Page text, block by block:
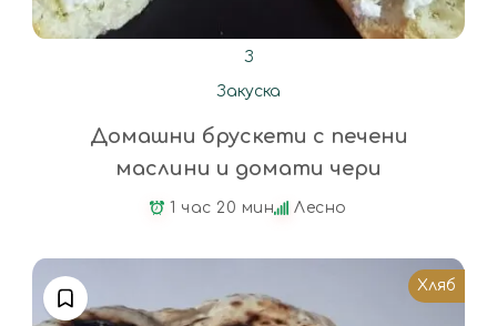
З
Закуска
Домашни брускети с печени
маслини и домати чери
1 час 20 мин Лесно
Хляб